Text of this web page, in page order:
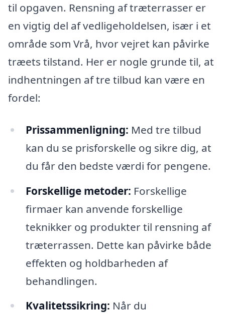
til opgaven. Rensning af træterrasser er
en vigtig del af vedligeholdelsen, især i et
område som Vrå, hvor vejret kan påvirke
træets tilstand. Her er nogle grunde til, at
indhentningen af tre tilbud kan være en
fordel:
Prissammenligning: Med tre tilbud
kan du se prisforskelle og sikre dig, at
du får den bedste værdi for pengene.
Forskellige metoder: Forskellige
firmaer kan anvende forskellige
teknikker og produkter til rensning af
træterrassen. Dette kan påvirke både
effekten og holdbarheden af
behandlingen.
Kvalitetssikring: Når du